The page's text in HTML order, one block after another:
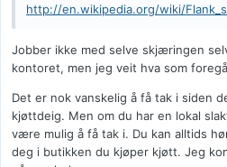
http://en.wikipedia.org/wiki/
Jobber ikke med selve skjæringen
kontoret, men jeg veit hva som
Det er nok vanskelig å få tak i siden
kjøttdeig. Men om du har en lokal
være mulig å få tak i. Du kan alltids
deg i butikken du kjøper kjøtt. Jeg